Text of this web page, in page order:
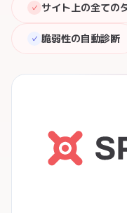
✓ サイト上の全ての
✓ 脆弱性の自動診断